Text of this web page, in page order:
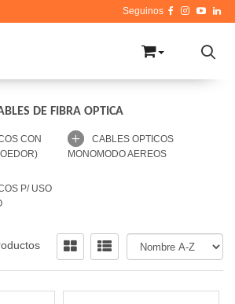
DE FIBRA OPTICA
CON
CABLES OPTICOS
MONOMODO AEREOS
P/ USO